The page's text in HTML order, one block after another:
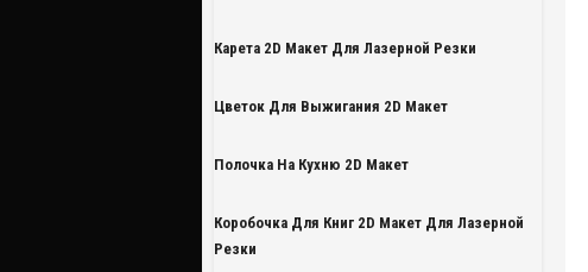
Карета 2D Макет Для Лазерной Резки
Цветок Для Выжигания 2D Макет
Полочка На Кухню 2D Макет
Коробочка Для Книг 2D Макет Для Лазерной
Резки